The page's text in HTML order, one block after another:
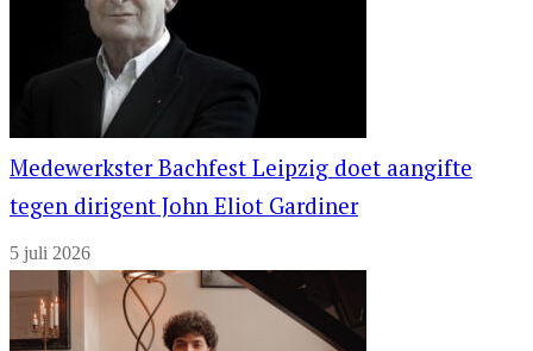
Medewerkster Bachfest Leipzig doet aangifte
tegen dirigent John Eliot Gardiner
5 juli 2026